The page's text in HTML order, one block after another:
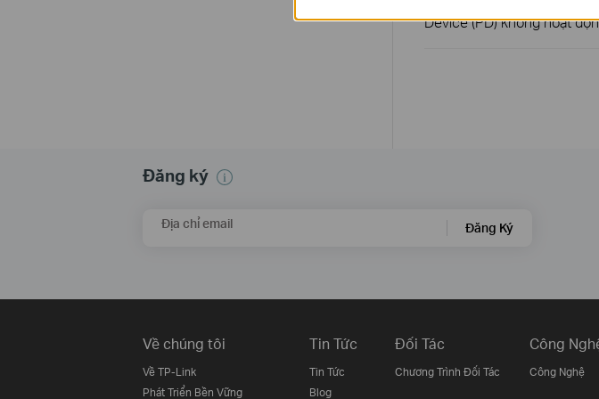
Device (PD) không hoạt
Đăng ký
Địa chỉ email Đăng Ký
Về chúng tôi
Về TP-Link
Phát Triển Bền Vững
Tin Tức
Tin Tức
Blog
Đối Tác
Chương Trình Đối Tác
Công
Công Nghệ